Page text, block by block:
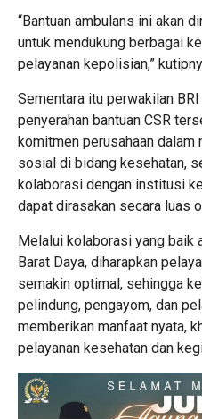
“Bantuan ambulans ini akan
untuk mendukung berbagai
pelayanan kepolisian,”
Sementara itu perwakilan
penyerahan bantuan CSR
komitmen perusahaan dalam
sosial di bidang kesehatan,
kolaborasi dengan institusi
dapat dirasakan secara luas
Melalui kolaborasi yang baik
Barat Daya, diharapkan
semakin optimal, sehingga
pelindung, pengayom, dan
memberikan manfaat nyata,
pelayanan kesehatan dan